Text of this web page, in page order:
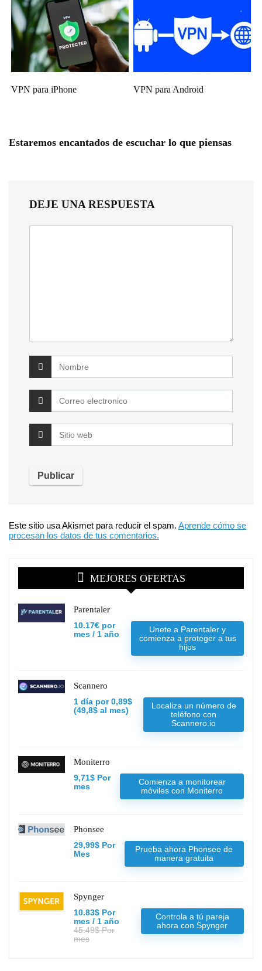
VPN para iPhone VPN para Android
Estaremos encantados de escuchar lo que piensas
DEJE UNA RESPUESTA
Este sitio usa Akismet para reducir el spam. Aprende cómo se
procesan los datos de tus comentarios.
MEJORES OFERTAS
Parentaler
10.17€ por
mes / 1 año
Unete a Parentaler y
comienza a proteger a tus
hijos
Scannero
1 día por 0,89$
(49,8$ al mes)
Localiza un número de
teléfono con
Scannero.io
Moniterro
9,71$ Por
mes
Comienza a monitorear
móviles con Moniterro
Phonsee
29,99$ Por
Mes
Prueba ahora Phonsee de
manera gratuita
Spynger
10.83$ Por
mes / 1 año
45.49$ Por
mes
Controla a tú pareja
ahora con Spynger